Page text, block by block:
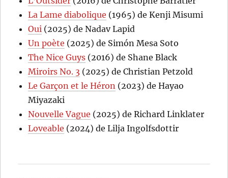
La Lame diabolique (1965) de Kenji Misumi
Oui (2025) de Nadav Lapid
Un poète (2025) de Simón Mesa Soto
The Nice Guys (2016) de Shane Black
Miroirs No. 3 (2025) de Christian Petzold
Le Garçon et le Héron (2023) de Hayao
Miyazaki
Nouvelle Vague (2025) de Richard Linklater
Loveable (2024) de Lilja Ingolfsdottir